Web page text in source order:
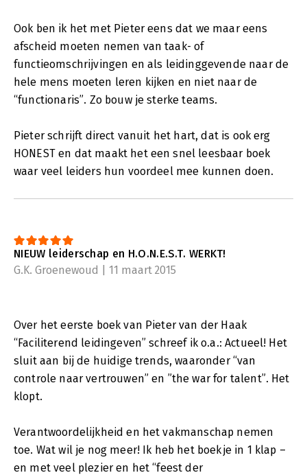
Ook ben ik het met Pieter eens dat we maar eens
afscheid moeten nemen van taak- of
functieomschrijvingen en als leidinggevende naar de
hele mens moeten leren kijken en niet naar de
“functionaris”. Zo bouw je sterke teams.
Pieter schrijft direct vanuit het hart, dat is ook erg
HONEST en dat maakt het een snel leesbaar boek
waar veel leiders hun voordeel mee kunnen doen.
NIEUW leiderschap en H.O.N.E.S.T. WERKT!
G.K. Groenewoud | 11 maart 2015
Over het eerste boek van Pieter van der Haak
“Faciliterend leidingeven” schreef ik o.a.: Actueel! Het
sluit aan bij de huidige trends, waaronder “van
controle naar vertrouwen” en ”the war for talent”. Het
klopt.
Verantwoordelijkheid en het vakmanschap nemen
toe. Wat wil je nog meer! Ik heb het boekje in 1 klap –
en met veel plezier en het “feest der